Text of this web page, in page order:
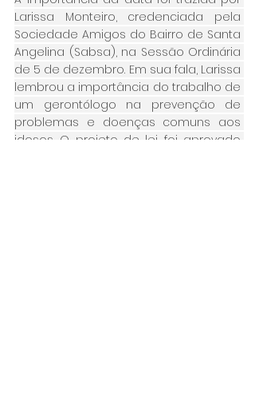
Larissa Monteiro, credenciada pela
Sociedade Amigos do Bairro de Santa
Angelina (Sabsa), na Sessão Ordinária
de 5 de dezembro. Em sua fala, Larissa
lembrou a importância do trabalho de
um gerontólogo na prevenção de
problemas e doenças comuns aos
idosos. O projeto de lei foi aprovado